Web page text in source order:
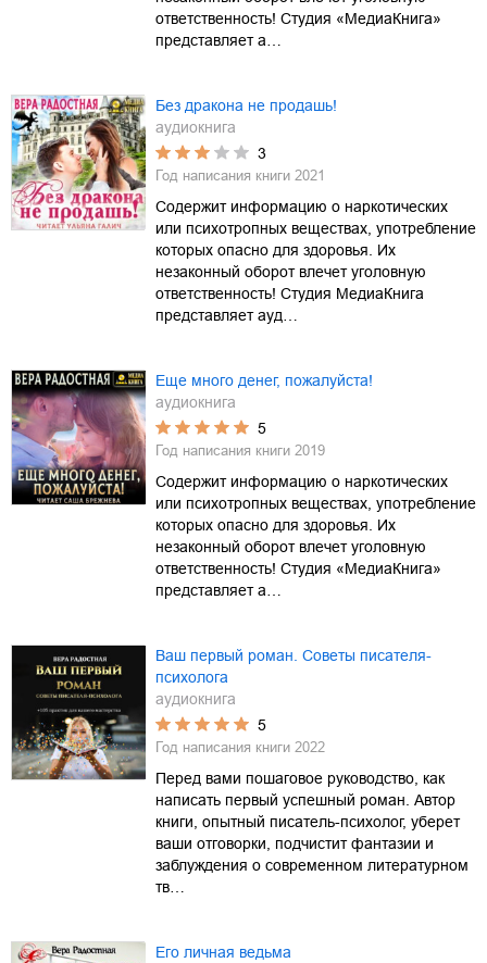
ответственность! Студия «МедиаКнига»
представляет а…
Без дракона не продашь!
аудиокнига
3
Год написания книги 2021
Содержит информацию о наркотических
или психотропных веществах, употребление
которых опасно для здоровья. Их
незаконный оборот влечет уголовную
ответственность! Студия МедиаКнига
представляет ауд…
Еще много денег, пожалуйста!
аудиокнига
5
Год написания книги 2019
Содержит информацию о наркотических
или психотропных веществах, употребление
которых опасно для здоровья. Их
незаконный оборот влечет уголовную
ответственность! Студия «МедиаКнига»
представляет а…
Ваш первый роман. Советы писателя-
психолога
аудиокнига
5
Год написания книги 2022
Перед вами пошаговое руководство, как
написать первый успешный роман. Автор
книги, опытный писатель-психолог, уберет
ваши отговорки, подчистит фантазии и
заблуждения о современном литературном
тв…
Его личная ведьма